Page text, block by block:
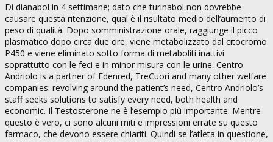
Di dianabol in 4 settimane; dato che turinabol non dovrebbe
causare questa ritenzione, qual è il risultato medio dell’aumento di
peso di qualità. Dopo somministrazione orale, raggiunge il picco
plasmatico dopo circa due ore, viene metabolizzato dal citocromo
P450 e viene eliminato sotto forma di metaboliti inattivi
soprattutto con le feci e in minor misura con le urine. Centro
Andriolo is a partner of Edenred, TreCuori and many other welfare
companies: revolving around the patient’s need, Centro Andriolo’s
staff seeks solutions to satisfy every need, both health and
economic. Il Testosterone ne è l’esempio più importante. Mentre
questo è vero, ci sono alcuni miti e impressioni errate su questo
farmaco, che devono essere chiariti. Quindi se l’atleta in questione,